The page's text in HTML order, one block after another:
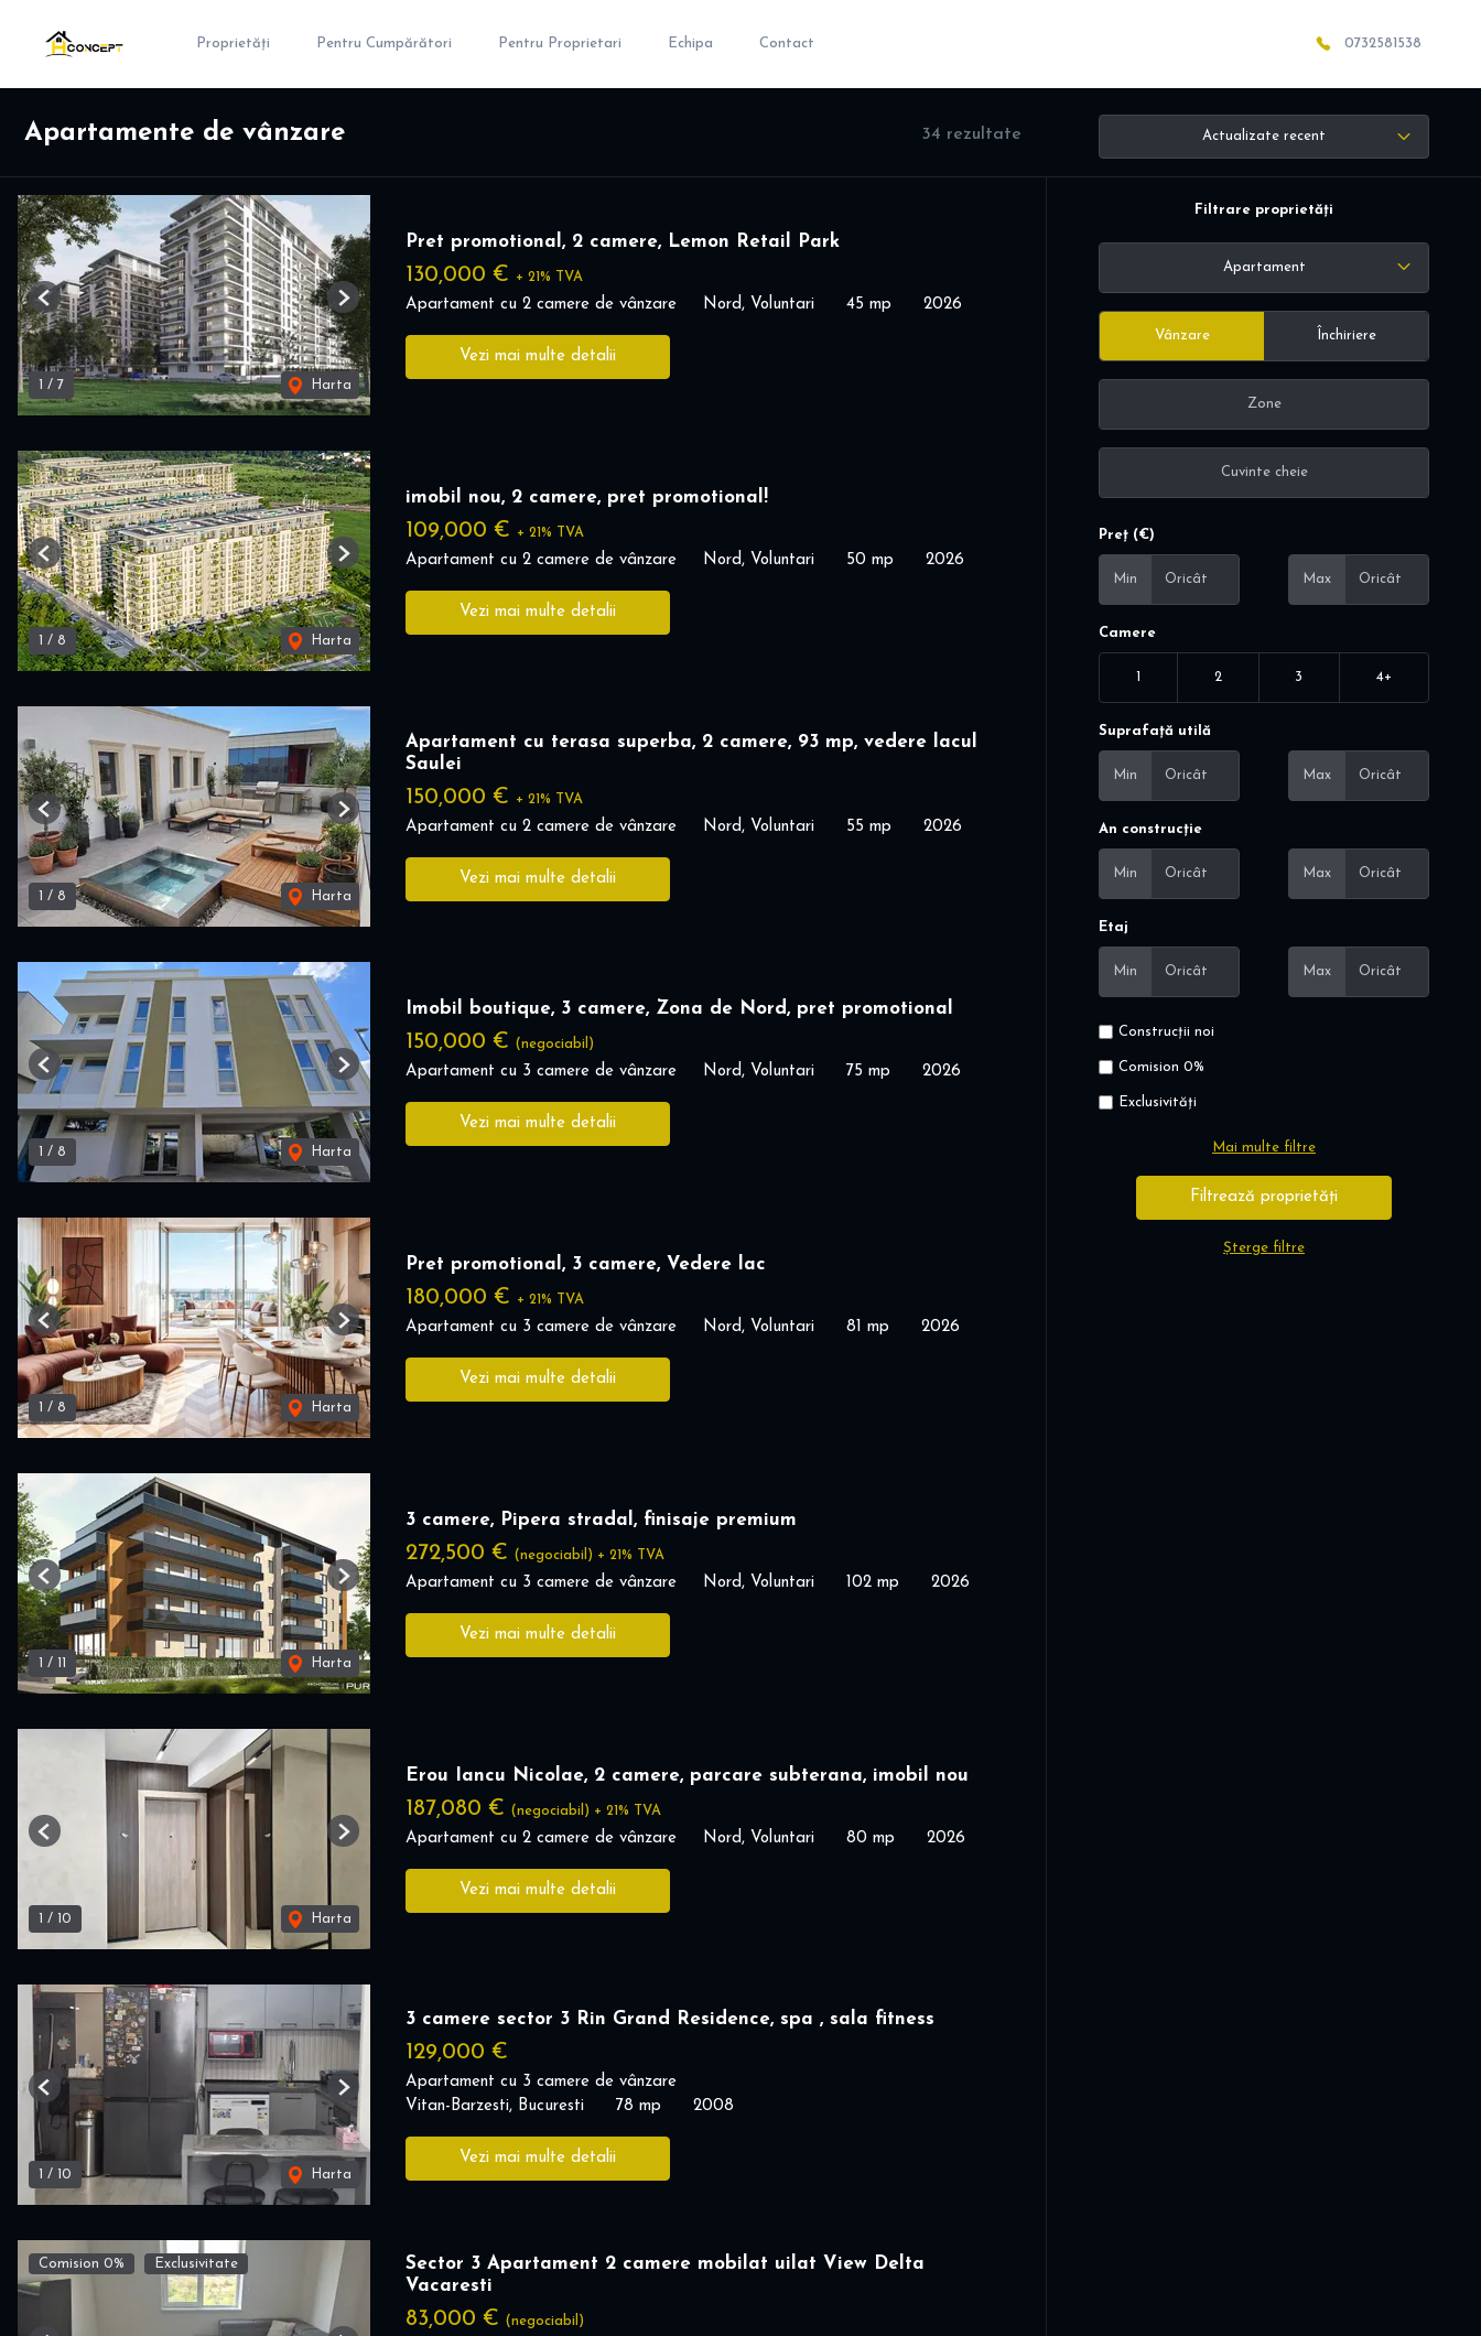
Proprietăți Pentru Cumpărători Pentru Proprietari Echipa Contact 0732581538
34 rezultate
Apartamente de vânzare Actualizate recent
1 / 7 Harta
Previous Next
Pret promotional, 2 camere, Lemon Retail Park
130,000 € + 21% TVA
Apartament cu 2 camere de vânzare Nord, Voluntari 45 mp 2026
Vezi mai multe detalii
1 / 8 Harta
Previous Next
imobil nou, 2 camere, pret promotional!
109,000 € + 21% TVA
Apartament cu 2 camere de vânzare Nord, Voluntari 50 mp 2026
Vezi mai multe detalii
1 / 8 Harta
Previous Next
Apartament cu terasa superba, 2 camere, 93 mp, vedere lacul
Saulei
150,000 € + 21% TVA
Apartament cu 2 camere de vânzare Nord, Voluntari 55 mp 2026
Vezi mai multe detalii
1 / 8 Harta
Previous Next
Imobil boutique, 3 camere, Zona de Nord, pret promotional
150,000 € (negociabil)
Apartament cu 3 camere de vânzare Nord, Voluntari 75 mp 2026
Vezi mai multe detalii
1 / 8 Harta
Previous Next
Pret promotional, 3 camere, Vedere lac
180,000 € + 21% TVA
Apartament cu 3 camere de vânzare Nord, Voluntari 81 mp 2026
Vezi mai multe detalii
1 / 11 Harta
Previous Next
3 camere, Pipera stradal, finisaje premium
272,500 € (negociabil) + 21% TVA
Apartament cu 3 camere de vânzare Nord, Voluntari 102 mp 2026
Vezi mai multe detalii
1 / 10 Harta
Previous Next
Erou Iancu Nicolae, 2 camere, parcare subterana, imobil nou
187,080 € (negociabil) + 21% TVA
Apartament cu 2 camere de vânzare Nord, Voluntari 80 mp 2026
Vezi mai multe detalii
1 / 10 Harta
Previous Next
3 camere sector 3 Rin Grand Residence, spa , sala fitness
129,000 €
Apartament cu 3 camere de vânzare
Vitan-Barzesti, Bucuresti
78 mp 2008
Vezi mai multe detalii
Comision 0% Exclusivitate
Sector 3 Apartament 2 camere mobilat uilat View Delta
Vacaresti
83,000 € (negociabil)
Filtrare proprietăți
Apartament
Vânzare Închiriere
Preț (€)
Min Max
Camere
1 2 3 4+
Suprafață utilă
Min Max
An construcție
Min Max
Etaj
Min Max
Construcții noi
Comision 0%
Exclusivități
Mai multe filtre
Șterge filtre